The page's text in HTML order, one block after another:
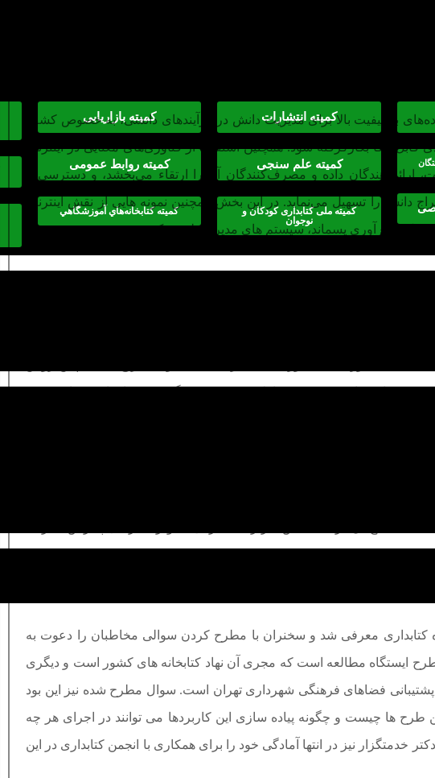
کمیته انتشارات
کمیته علم سنجی
کمیته ملی کتابداری کودکان و
نوجوان
کمیته بازاریابی
کمیته روابط عمومی
كميته كتابخانه‌هاي آموزشگاهي
مکانیزم‌ها و فناوری‌های مدیریت دانش هستند و تحت تأثیر زیرساخت‌ها به
داده
با کیفیت بالا برای مدیریت دانش در فرآیندهای دانشی، به خصوص کشف
اتکا بکارگرفته شود. همچنین استفاده از فناوری‌های معنایی در اینترنت
ارائه‌دهندگان داده و مصرف‌کنندگان آن را ارتقاء می‌بخشد، و دسترسی و
دانش را تسهیل می‌نماید. در این بخش همچنین نمونه هایی از نقش اینترنت
نقل جمع آوری پسماند، سیستم های مدیریت لجستیک تشریح شد.
یافت. بر اساس مساله شناسایی شده در عملکرد ورود و خروج پرسنل
جمع آوری داده، مخزن داده و دانش، سیستم مدیریت ورود و خروج مبتنی
که به منظور مساله مورد بحث طراحی شده بود، تشریح شد. سپس روش
دانش از روش نمونه اولیه بود معرفی گردید. در انتها نیز نتایج عینی
قرار گرفت.
کتابداری معرفی شد و سخنران با مطرح کردن سوالی مخاطبان را دعوت به
ایستگاه مطالعه است که مجری آن نهاد کتابخانه های کشور است و دیگری
فضاهای فرهنگی شهرداری تهران است. سوال مطرح شده نیز این بود
طرح ها چیست و چگونه پیاده سازی این کاربردها می توانند در اجرای هر چه
خدمتگزار نیز در انتها آمادگی خود را برای همکاری با انجمن کتابداری در این